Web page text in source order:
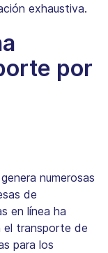
exhaustiva.
por
numerosas
de
en línea ha
el transporte de
para los